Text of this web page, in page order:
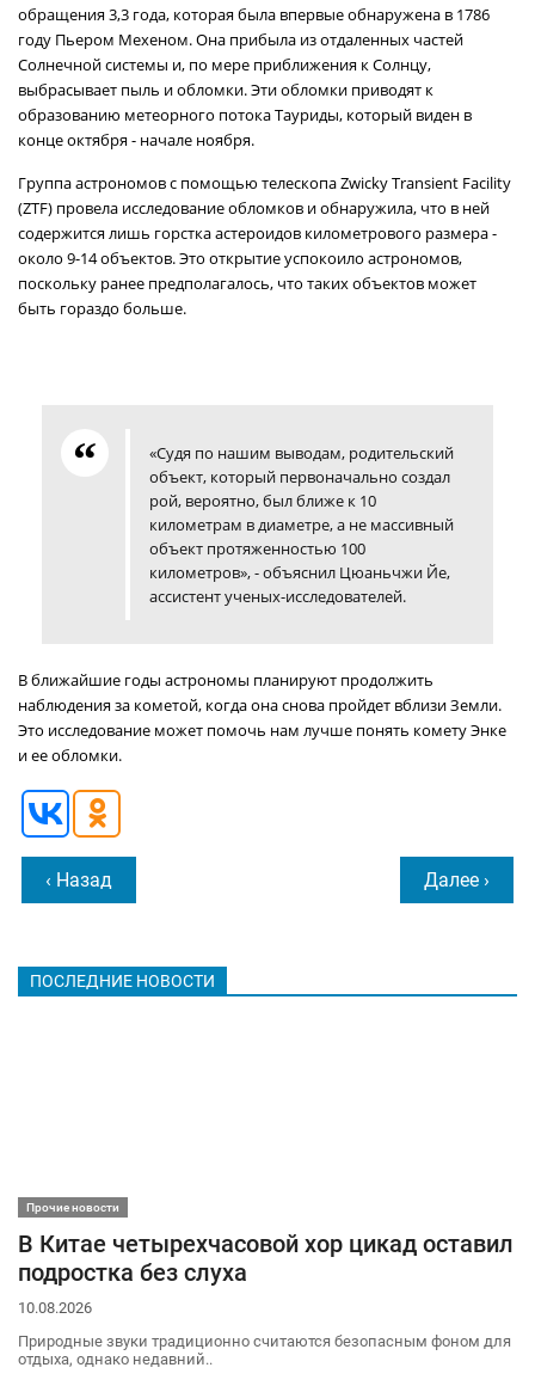
обращения 3,3 года, которая была впервые обнаружена в 1786
году Пьером Мехеном. Она прибыла из отдаленных частей
Солнечной системы и, по мере приближения к Солнцу,
выбрасывает пыль и обломки. Эти обломки приводят к
образованию метеорного потока Тауриды, который виден в
конце октября - начале ноября.
Группа астрономов с помощью телескопа Zwicky Transient Facility
(ZTF) провела исследование обломков и обнаружила, что в ней
содержится лишь горстка астероидов километрового размера -
около 9-14 объектов. Это открытие успокоило астрономов,
поскольку ранее предполагалось, что таких объектов может
быть гораздо больше.
«Судя по нашим выводам, родительский
объект, который первоначально создал
рой, вероятно, был ближе к 10
километрам в диаметре, а не массивный
объект протяженностью 100
километров», - объяснил Цюаньчжи Йе,
ассистент ученых-исследователей.
В ближайшие годы астрономы планируют продолжить
наблюдения за кометой, когда она снова пройдет вблизи Земли.
Это исследование может помочь нам лучше понять комету Энке
и ее обломки.
‹ Назад Далее ›
ПОСЛЕДНИЕ НОВОСТИ
Прочие новости
В Китае четырехчасовой хор цикад оставил
подростка без слуха
10.08.2026
Природные звуки традиционно считаются безопасным фоном для
отдыха, однако недавний..